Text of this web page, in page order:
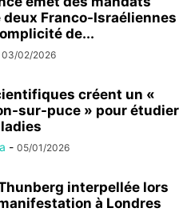
Franco-Israéliennes
de...
03/02/2026
créent un «
sur-puce » pour étudier
- 05/01/2026
interpellée lors
à Londres